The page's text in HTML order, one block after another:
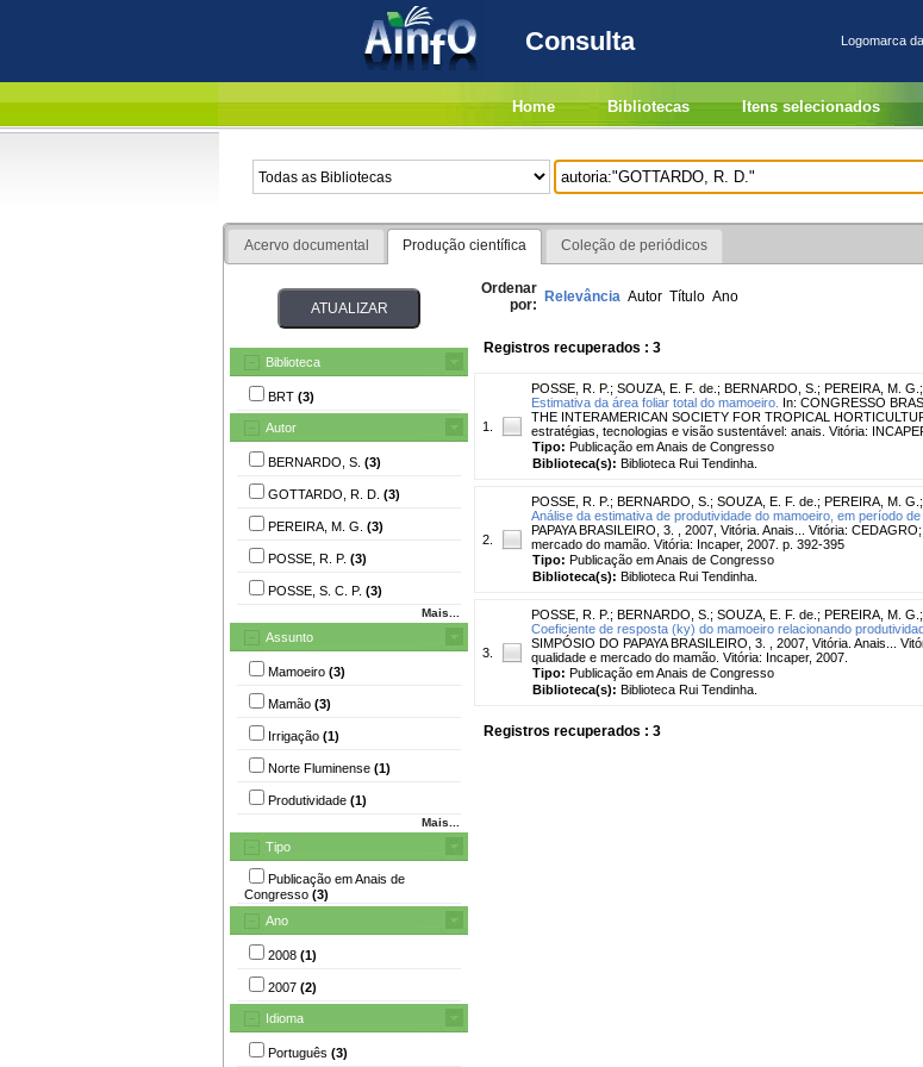
Consulta Logomarca
Home Bibliotecas Itens selecionados
Acervo documental Produção científica Coleção de periódicos
Biblioteca
BRT (3)
Autor
BERNARDO, S. (3)
GOTTARDO, R. D. (3)
PEREIRA, M. G. (3)
POSSE, R. P. (3)
POSSE, S. C. P. (3)
Mais...
Assunto
Mamoeiro (3)
Mamão (3)
Irrigação (1)
Norte Fluminense (1)
Produtividade (1)
Mais...
Tipo
Publicação em Anais de
Congresso (3)
Ano
2008 (1)
2007 (2)
Idioma
Português (3)
Ordenar
por: Relevância Autor Título Ano
Registros recuperados : 3
1.
POSSE, R. P. ; SOUZA, E. F. de. ; BERNARDO, S. ; PEREIRA, M. G. ;
Estimativa da área foliar total do mamoeiro. In: CONGRESSO
THE INTERAMERICAN SOCIETY FOR TROPICAL
estratégias, tecnologias e visão sustentável: anais. Vitória:
Tipo: Publicação em Anais de Congresso
Biblioteca(s): Biblioteca Rui Tendinha.
2.
POSSE, R. P. ; BERNARDO, S. ; SOUZA, E. F. de. ; PEREIRA, M. G. ;
Análise da estimativa de produtividade do mamoeiro, em período
PAPAYA BRASILEIRO, 3. , 2007, Vitória. Anais... Vitória:
mercado do mamão. Vitória: Incaper, 2007. p. 392-395
Tipo: Publicação em Anais de Congresso
Biblioteca(s): Biblioteca Rui Tendinha.
3.
POSSE, R. P. ; BERNARDO, S. ; SOUZA, E. F. de. ; PEREIRA, M. G. ;
Coeficiente de resposta (ky) do mamoeiro relacionando
SIMPÓSIO DO PAPAYA BRASILEIRO, 3. , 2007, Vitória. Anais...
qualidade e mercado do mamão. Vitória: Incaper, 2007.
Tipo: Publicação em Anais de Congresso
Biblioteca(s): Biblioteca Rui Tendinha.
Registros recuperados : 3